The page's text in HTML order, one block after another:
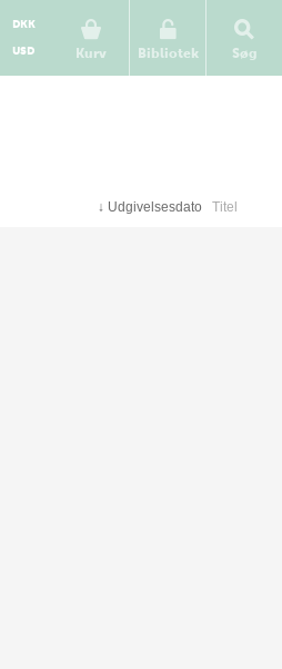
Kurv
DKK
USD Bibliotek Søg
↓ Udgivelsesdato Titel